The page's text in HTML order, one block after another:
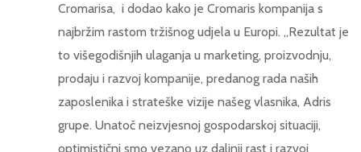
Cromarisa, i dodao kako je Cromaris kompanija s
najbržim rastom tržišnog udjela u Europi. „Rezultat je
to višegodišnjih ulaganja u marketing, proizvodnju,
prodaju i razvoj kompanije, predanog rada naših
zaposlenika i strateške vizije našeg vlasnika, Adris
grupe. Unatoč neizvjesnoj gospodarskoj situaciji,
optimistični smo vezano uz daljnji rast i razvoj